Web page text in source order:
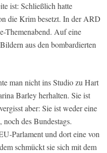
ist: Schließlich hatte
die Krim besetzt. In der ARD
Themenabend. Auf eine
aus den bombardierten
man nicht ins Studio zu Hart
Barley herhalten. Sie ist
aber: Sie ist weder eine
des Bundestags.
Parlament und dort eine von
schmückt sie sich mit dem